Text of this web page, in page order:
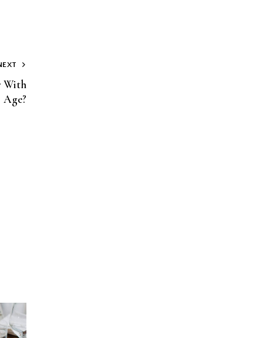
With
Age?